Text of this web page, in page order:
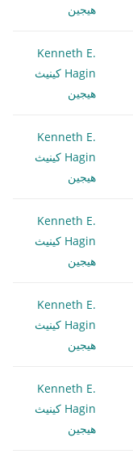
هيجين
Kenneth E.
Hagin كينيث
هيجين
Kenneth E.
Hagin كينيث
هيجين
Kenneth E.
Hagin كينيث
هيجين
Kenneth E.
Hagin كينيث
هيجين
Kenneth E.
Hagin كينيث
هيجين